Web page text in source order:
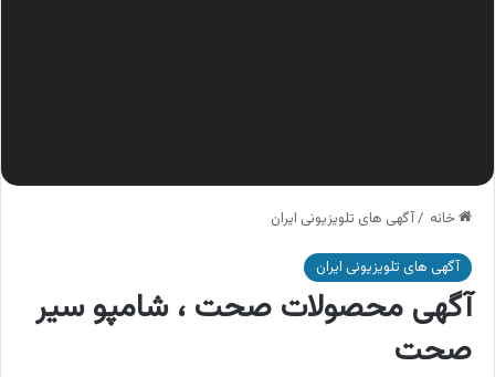
خانه /آگهی های تلویزیونی ایران
آگهی های تلویزیونی ایران
آگهی محصولات صحت ، شامپو سیر
صحت